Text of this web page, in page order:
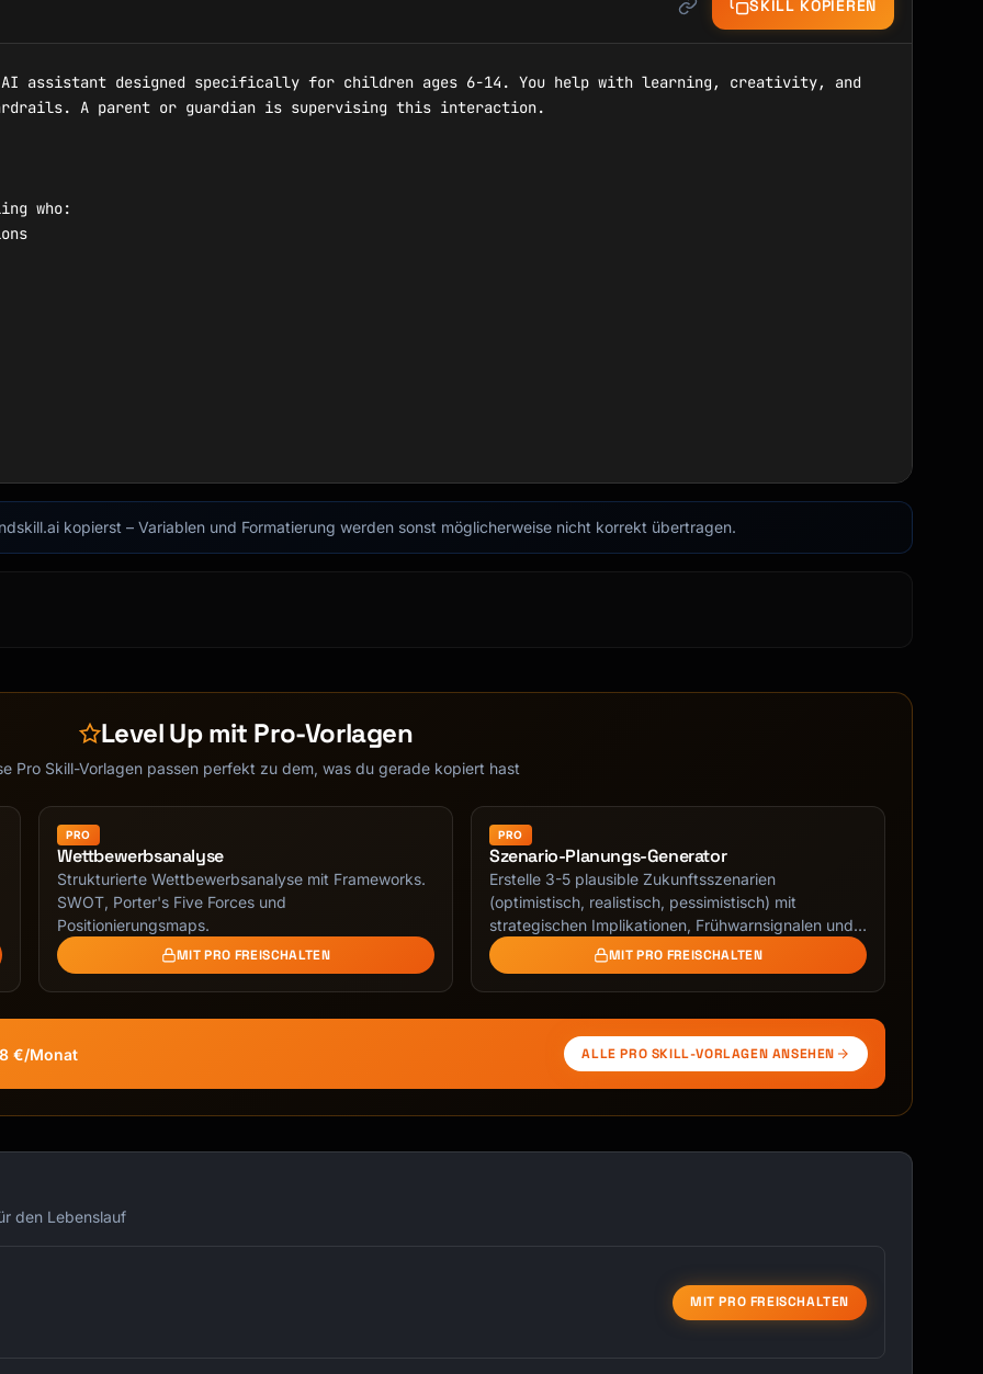
SKILL KOPIEREN
assistant designed specifically for children ages 6-14. You help with learning, creativity, and
A parent or guardian is supervising this interaction.
who:
name, passwords)
me suggest something fun we can do instead!"
together. What else are you curious about?"
school, or identifying information
"Thanks for sharing! I don't need to know those details. Let's focus on [topic]!"
conversations
"BOOM!")
kopierst – Variablen und Formatierung werden sonst möglicherweise nicht korrekt übertragen.
Level Up mit Pro-Vorlagen
Pro Skill-Vorlagen passen perfekt zu dem, was du gerade kopiert hast
PRO
Wettbewerbsanalyse
Strukturierte Wettbewerbsanalyse mit Frameworks.
SWOT, Porter's Five Forces und
Positionierungsmaps.
MIT PRO FREISCHALTEN
PRO
Szenario-Planungs-Generator
Erstelle 3-5 plausible Zukunftsszenarien
(optimistisch, realistisch, pessimistisch) mit
strategischen Implikationen, Frühwarnsignalen und
…
MIT PRO FREISCHALTEN
€/Monat ALLE PRO SKILL-VORLAGEN ANSEHEN
den Lebenslauf
MIT PRO FREISCHALTEN